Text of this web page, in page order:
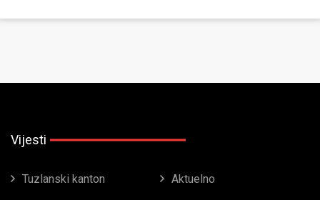
Vijesti
Tuzlanski kanton Aktuelno